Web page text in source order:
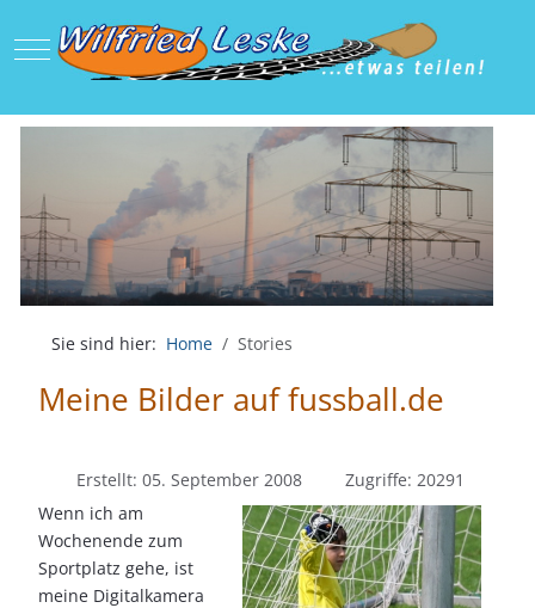
Mobile Menu Toggle
Sie sind hier: Home Stories
Meine Bilder auf fussball.de
Erstellt: 05. September 2008
Zugriffe: 20291
Wenn ich am
Wochenende zum
Sportplatz gehe, ist
meine Digitalkamera